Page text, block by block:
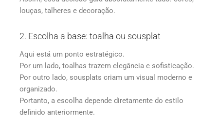
louças, talheres e decoração.
2. Escolha a base: toalha ou sousplat
Aqui está um ponto estratégico.
Por um lado, toalhas trazem elegância e sofisticação.
Por outro lado, sousplats criam um visual moderno e
organizado.
Portanto, a escolha depende diretamente do estilo
definido anteriormente.